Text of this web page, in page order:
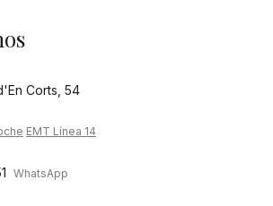
Corts, 54
EMT Línea 14
WhatsApp